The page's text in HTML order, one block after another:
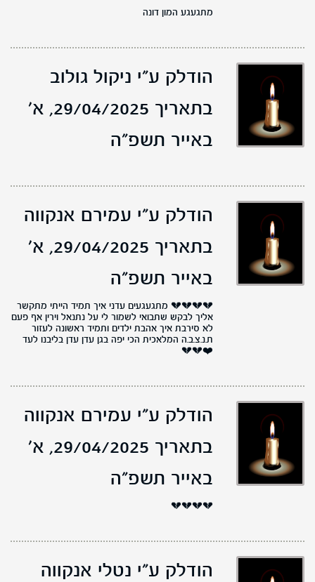
מתגעגע המון דונה
הודלק ע"י ניקול גולוב
בתאריך 29/04/2025,
א'
באייר תשפ"ה
הודלק ע"י עמירם אנקווה
בתאריך 29/04/2025,
א'
באייר תשפ"ה
💔💔💔💔 מתגעגעים עדני איך תמיד הייתי מתקשר
אליך לבקש שתבואי לשמור לי על נתנאל וירין אף פעם
לא סירבת איך אהבת ילדים ותמיד ראשונה לעזור
ת.נ.צ.ב.ה המלאכית הכי יפה בגן עדן עדן בליבנו לעד
❤️💔💔
הודלק ע"י עמירם אנקווה
בתאריך 29/04/2025,
א'
באייר תשפ"ה
💔💔💔💔
הודלק ע"י נטלי אנקווה